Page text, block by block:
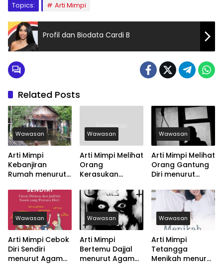
Topics: Arti Mimpi
Profil dan Biodata Cardi B
Related Posts
Wawasan
Arti Mimpi
Kebanjiran
Rumah menurut
dan Primbon
Jawa
Wawasan
Arti Mimpi Melihat
Orang
Kerasukan
Psikologi dan
Primbon Jawa
Wawasan
Arti Mimpi Melihat
Orang Gantung
Diri menurut
dan Primbon
Jawa
Wawasan
Arti Mimpi Cebok
Diri Sendiri
menurut Agama,
Wawasan
Arti Mimpi
Bertemu Dajjal
menurut Agama,
Wawasan
Arti Mimpi
Tetangga
Menikah menurut